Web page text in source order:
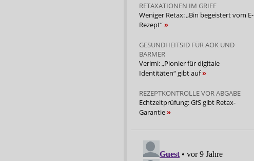
RETAXATIONEN IM GRIFF
Weniger Retax: „Bin begeistert vom E-
Rezept“
GESUNDHEITSID FÜR AOK UND
BARMER
Verimi: „Pionier für digitale
Identitäten“ gibt auf
REZEPTKONTROLLE VOR ABGABE
Echtzeitprüfung: GfS gibt Retax-
Garantie